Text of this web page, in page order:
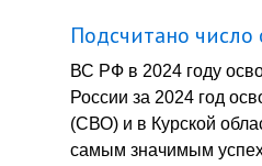
Подсчитано
ВС РФ в 2024 году
России за 2024 год
(СВО) и в Курской
самым значимым